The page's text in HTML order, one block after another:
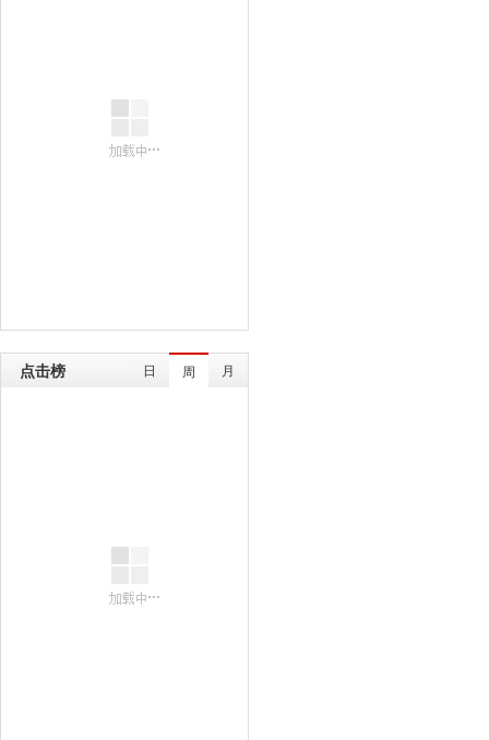
点击榜 日 周 月